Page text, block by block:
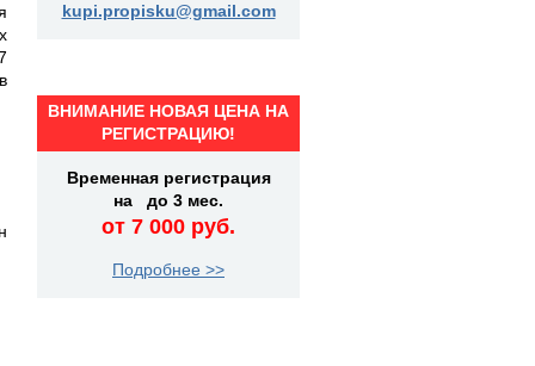
kupi.propisku@gmail.com
ВНИМАНИЕ НОВАЯ ЦЕНА НА
РЕГИСТРАЦИЮ!
Временная регистрация
на до 3 мес.
от 7 000 руб.
Подробнее >>